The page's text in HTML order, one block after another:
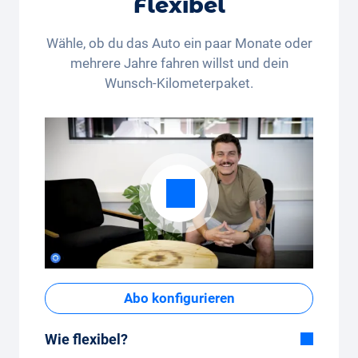
Flexibel
Wähle, ob du das Auto ein paar Monate oder
mehrere Jahre fahren willst und dein
Wunsch-Kilometerpaket.
Abo konfigurieren
Wie flexibel?